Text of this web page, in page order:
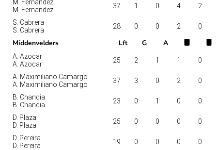
M. Fernandez
M. Fernandez
37 1 0 4 2
S. Cabrera
S. Cabrera
28 0 0 2 0
Middenvelders Lft G A
A. Azocar
A. Azocar
25 2 1 1 0
A. Maximiliano Camargo
A. Maximiliano Camargo
37 3 0 2 0
B. Chandia
B. Chandia
23 0 1 0 0
D. Plaza
D. Plaza
25 0 0 0 0
D. Pereira
D. Pereira
19 0 0 0 0